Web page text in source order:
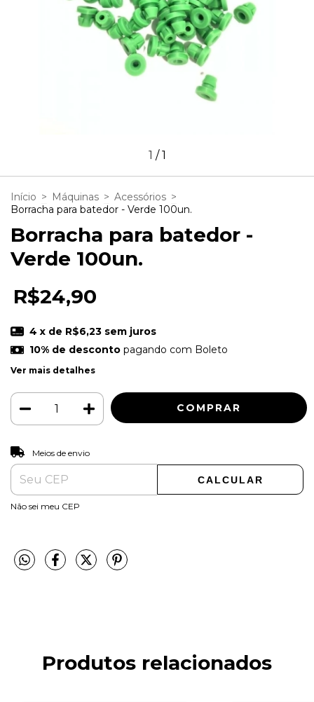
1 /1
Início > Máquinas > Acessórios >
Borracha para batedor - Verde 100un.
Borracha para batedor -
Verde 100un.
R$24,90
4 x de R$6,23 sem juros
10% de descontopagando com Boleto
Ver mais detalhes
Entregas para o CEP:
Meios de envio
CALCULAR
Não sei meu CEP
Produtos relacionados